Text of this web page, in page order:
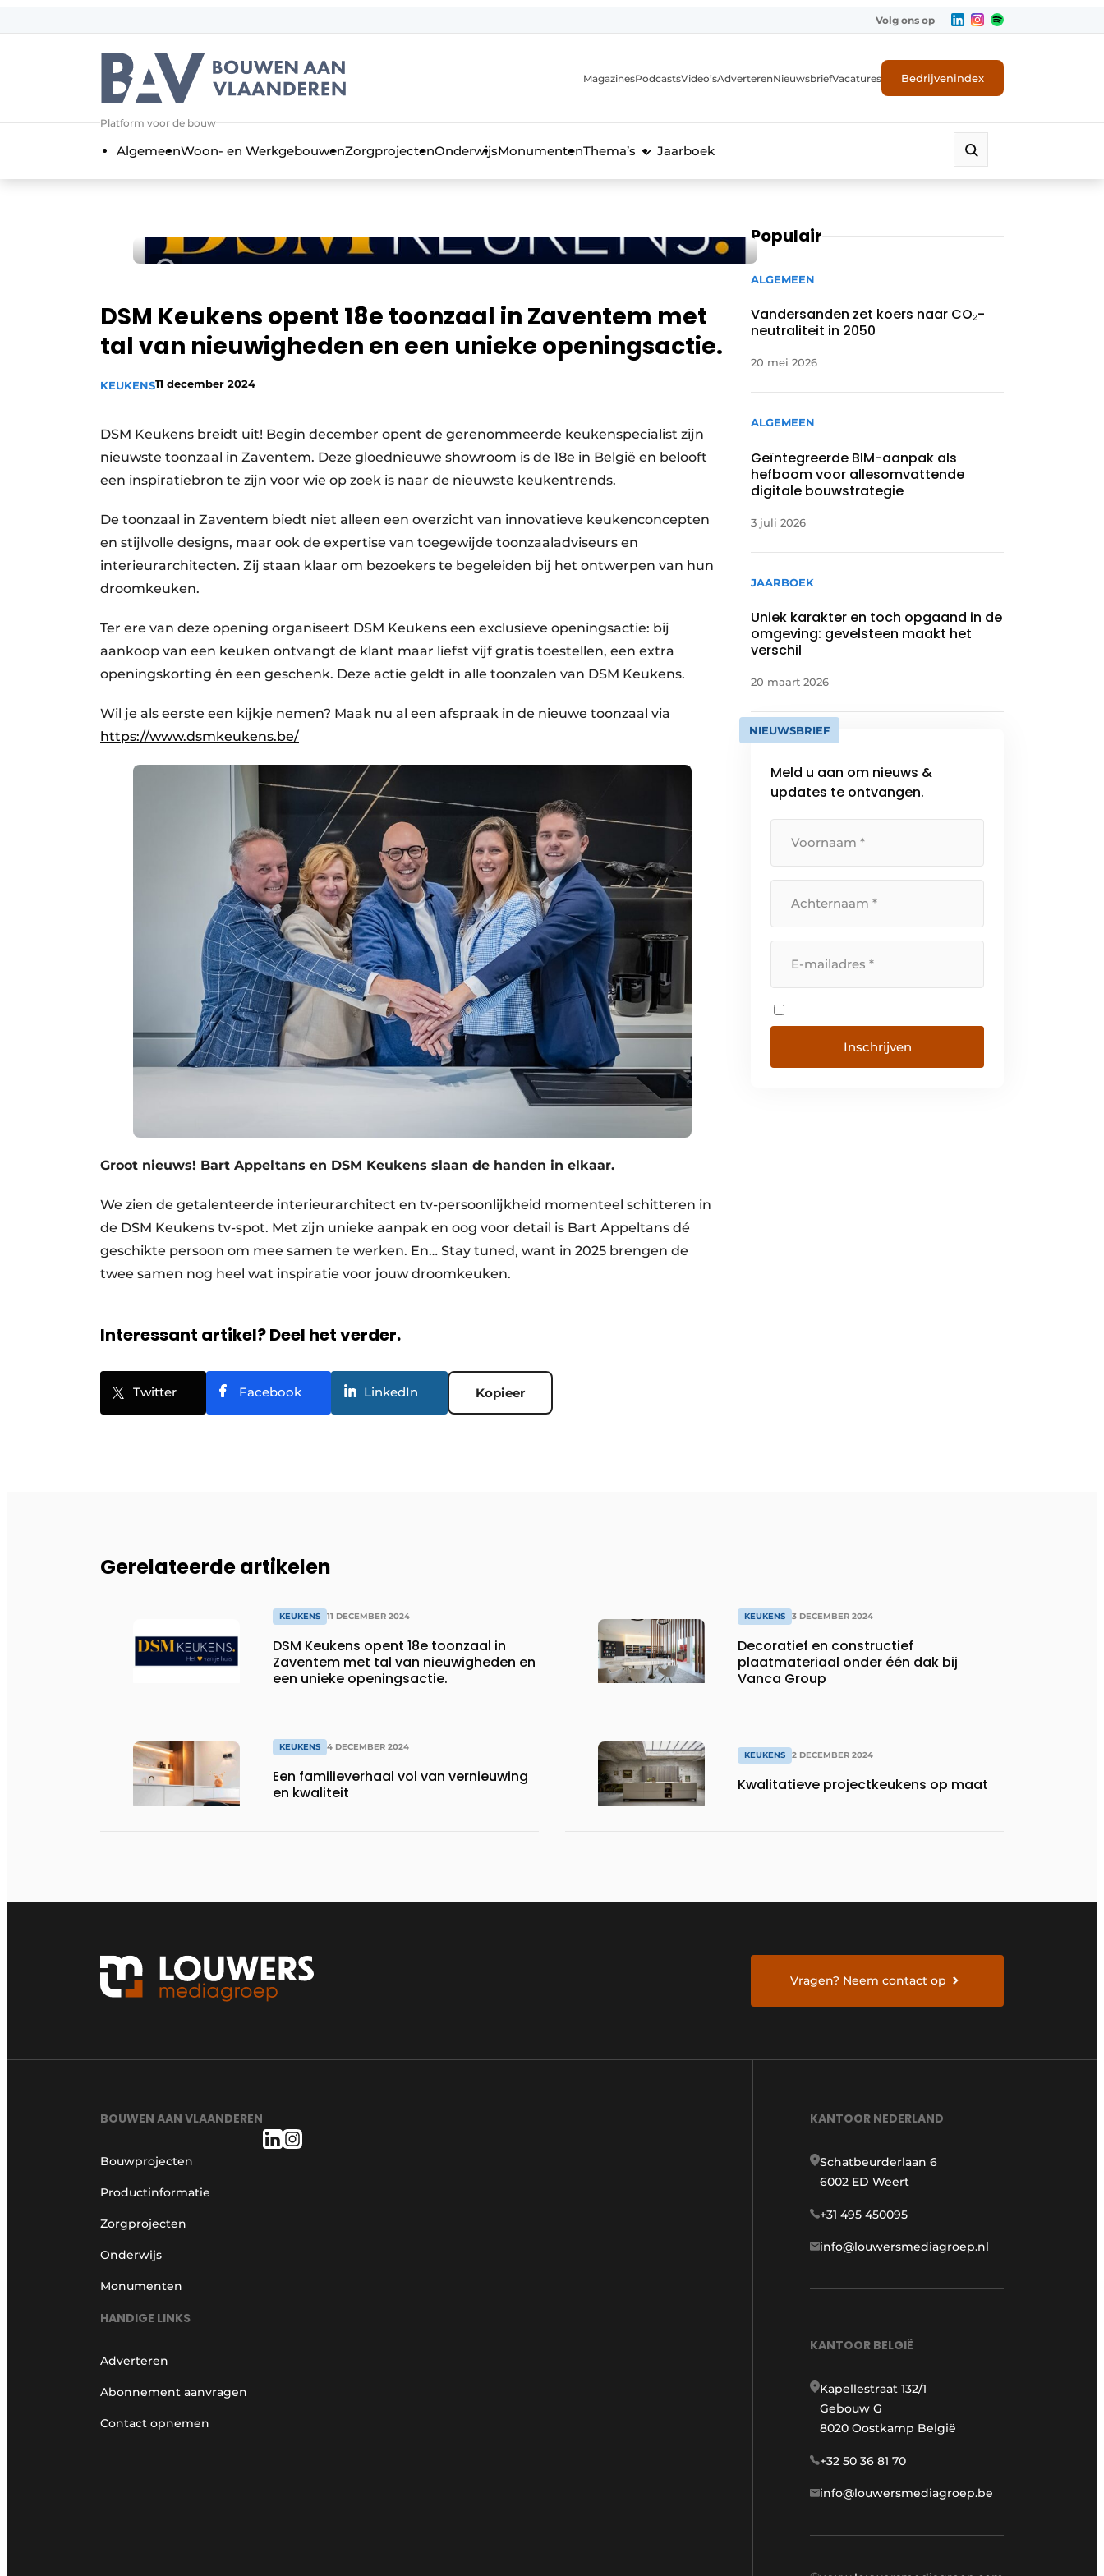
Aanmelden
Algemene voorwaarden
Bedrijven
Jaarboek
Privacy / Cookie statement
Vacature aanmelden
Video’s
Bedrijven
Volg ons op
Platform voor de bouw
MagazinesPodcastsVideo’sAdverterenNieuwsbriefVacatures Bedrijvenindex
AlgemeenWoon- en WerkgebouwenZorgprojectenOnderwijsMonumentenThema’s Jaarboek
DSM Keukens opent 18e toonzaal in Zaventem met
tal van nieuwigheden en een unieke openingsactie.
KEUKENS11 december 2024
DSM Keukens breidt uit! Begin december opent de gerenommeerde keukenspecialist zijn
nieuwste toonzaal in Zaventem. Deze gloednieuwe showroom is de 18e in België en belooft
een inspiratiebron te zijn voor wie op zoek is naar de nieuwste keukentrends.
De toonzaal in Zaventem biedt niet alleen een overzicht van innovatieve keukenconcepten
en stijlvolle designs, maar ook de expertise van toegewijde toonzaaladviseurs en
interieurarchitecten. Zij staan klaar om bezoekers te begeleiden bij het ontwerpen van hun
droomkeuken.
Ter ere van deze opening organiseert DSM Keukens een exclusieve openingsactie: bij
aankoop van een keuken ontvangt de klant maar liefst vijf gratis toestellen, een extra
openingskorting én een geschenk. Deze actie geldt in alle toonzalen van DSM Keukens.
Wil je als eerste een kijkje nemen? Maak nu al een afspraak in de nieuwe toonzaal via
https://www.dsmkeukens.be/
Groot nieuws! Bart Appeltans en DSM Keukens slaan de handen in elkaar.
We zien de getalenteerde interieurarchitect en tv-persoonlijkheid momenteel schitteren in
de DSM Keukens tv-spot. Met zijn unieke aanpak en oog voor detail is Bart Appeltans dé
geschikte persoon om mee samen te werken. En… Stay tuned, want in 2025 brengen de
twee samen nog heel wat inspiratie voor jouw droomkeuken.
Interessant artikel? Deel het verder.
Twitter Facebook LinkedIn Kopieer
Populair
ALGEMEEN
Vandersanden zet koers naar CO₂-
neutraliteit in 2050
20 mei 2026
ALGEMEEN
Geïntegreerde BIM-aanpak als
hefboom voor allesomvattende
digitale bouwstrategie
3 juli 2026
JAARBOEK
Uniek karakter en toch opgaand in de
omgeving: gevelsteen maakt het
verschil
20 maart 2026
NIEUWSBRIEF
Meld u aan om nieuws &
updates te ontvangen.
Gerelateerde artikelen
KEUKENS 11 DECEMBER 2024
DSM Keukens opent 18e toonzaal in
Zaventem met tal van nieuwigheden en
een unieke openingsactie.
KEUKENS 4 DECEMBER 2024
Een familieverhaal vol van vernieuwing
en kwaliteit
KEUKENS 3 DECEMBER 2024
Decoratief en constructief
plaatmateriaal onder één dak bij
Vanca Group
KEUKENS 2 DECEMBER 2024
Kwalitatieve projectkeukens op maat
Vragen? Neem contact op
BOUWEN AAN VLAANDEREN
Bouwprojecten
Productinformatie
Zorgprojecten
Onderwijs
Monumenten
HANDIGE LINKS
Adverteren
Abonnement aanvragen
Contact opnemen
KANTOOR NEDERLAND
Schatbeurderlaan 6
6002 ED Weert
+31 495 450095
info@louwersmediagroep.nl
KANTOOR BELGIË
Kapellestraat 132/1
Gebouw G
8020 Oostkamp België
+32 50 36 81 70
info@louwersmediagroep.be